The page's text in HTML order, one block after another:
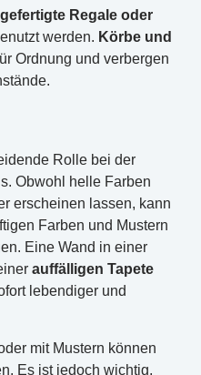
Regale oder
werden. Körbe und
Ordnung und verbergen
Rolle bei der
Obwohl helle Farben
erscheinen lassen, kann
Farben und Mustern
Eine Wand in einer
auffälligen Tapete
lebendiger und
mit Mustern können
Es ist jedoch wichtig,